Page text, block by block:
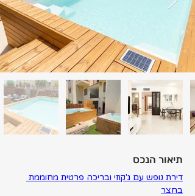
תיאור הנכס
דירת נופש עם ג'קוזי ובריכה פרטית מחוממת
בחצר